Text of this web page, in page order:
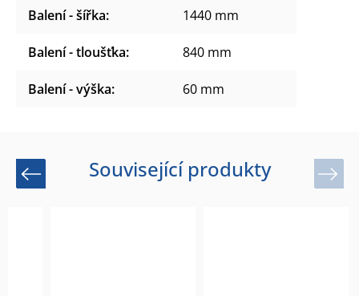
Balení - šířka: 1440 mm
Balení - tloušťka: 840 mm
Balení - výška: 60 mm
Související produkty
Previous Next